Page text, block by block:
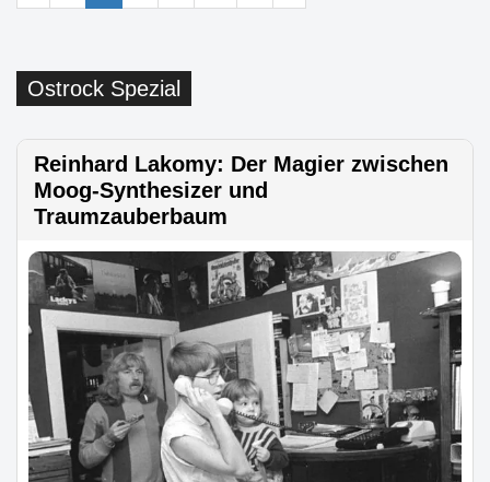
Ostrock Spezial
Reinhard Lakomy: Der Magier zwischen
Moog-Synthesizer und
Traumzauberbaum